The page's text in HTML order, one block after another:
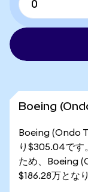
Boeing
Boeing (Ondo
り$305.04です
ため、Boeing
$186.28万とな